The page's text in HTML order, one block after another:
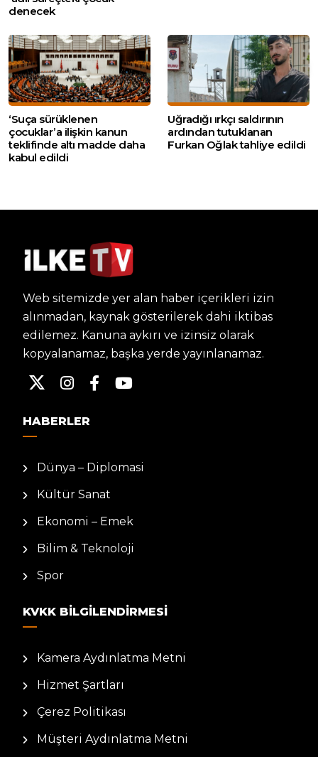
denecek
‘Suça sürüklenen
çocuklar’a ilişkin kanun
teklifinde altı madde daha
kabul edildi
Uğradığı ırkçı saldırının
ardından tutuklanan
Furkan Oğlak tahliye edildi
Web sitemizde yer alan haber içerikleri izin
alınmadan, kaynak gösterilerek dahi iktibas
edilemez. Kanuna aykırı ve izinsiz olarak
kopyalanamaz, başka yerde yayınlanamaz.
HABERLER
Dünya – Diplomasi
Kültür Sanat
Ekonomi – Emek
Bilim & Teknoloji
Spor
KVKK BILGILENDIRMESI
Kamera Aydınlatma Metni
Hizmet Şartları
Çerez Politikası
Müşteri Aydınlatma Metni